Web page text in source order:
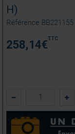
H)
Référence BB221155
258,14€TTC